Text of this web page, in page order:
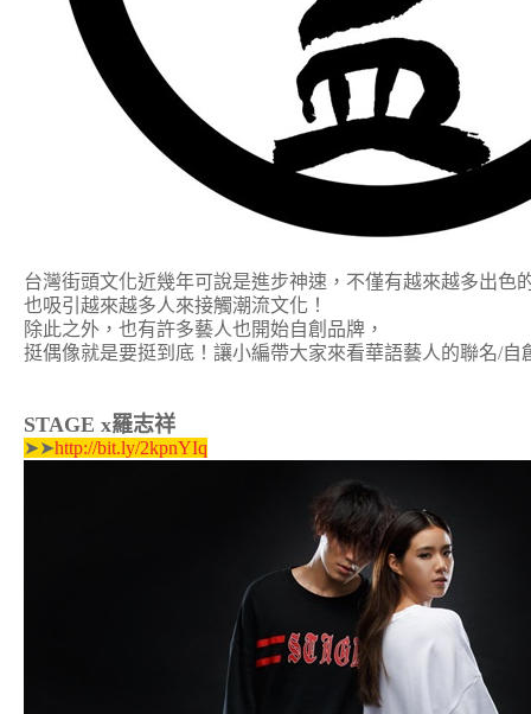
台灣街頭文化近幾年可說是進步神速，不僅有越來越多出色
也吸引越來越多人來接觸潮流文化！
除此之外，也有許多藝人也開始自創品牌，
挺偶像就是要挺到底！讓小編帶大家來看華語藝人的聯名/自
STAGE x羅志祥
➤➤http://bit.ly/2kpnYIq